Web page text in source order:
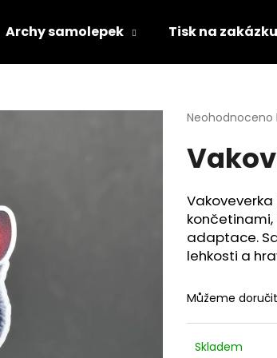
Archy samolepek Tisk na zakázku
Průměrné
produktu
je
z
5
hvězdiček.
Neohodnoceno
končetinami,
adaptace.
lehkosti a
Můžeme
Skladem
HLEDAT